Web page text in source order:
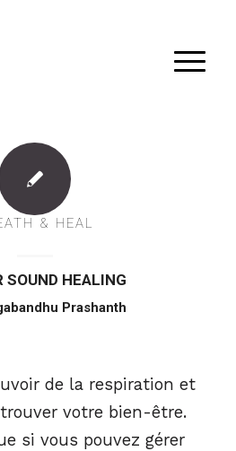
& HEAL
SOUND HEALING
Prashanth
de la respiration et
votre bien-être.
si vous pouvez gérer